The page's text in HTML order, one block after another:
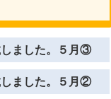
しました。５月③
しました。５月②